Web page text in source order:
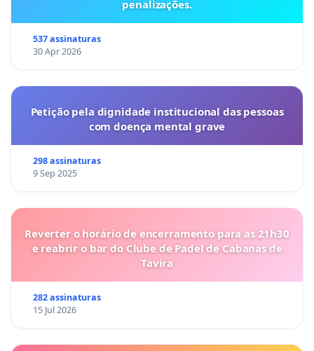
penalizações.
537 assinaturas
30 Apr 2026
Petição pela dignidade institucional das pessoas
com doença mental grave
298 assinaturas
9 Sep 2025
Reverter o horário de encerramento para as 21h30
e reabrir o bar do Clube de Padel de Cabanas de
Tavira
282 assinaturas
15 Jul 2026